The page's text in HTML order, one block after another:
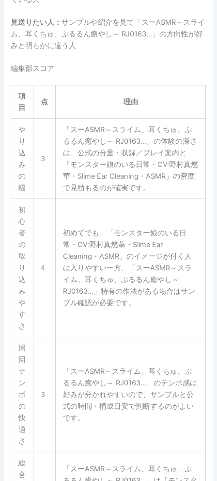
見送りたい人：サンプルや紹介を見て「スーASMR～スライ
ム、耳くちゅ、ぷるるん癒やし～ RJ0163…」の方向性が好
みと明らかに違う人
編集部スコア
項
目
点 理由
や
り
込
み
の
幅
3
「スーASMR～スライム、耳くちゅ、ぷ
るるん癒やし～ RJ0163…」の体験の深さ
は、公式の分量・収録／プレイ案内と
「モンスター娘のいる日常・CV:野村真悠
華・Slime Ear Cleaning・ASMR」の密度
で見積もるのが確実です。
初
心
者
の
取
り
込
み
や
す
さ
4
初めてでも、「モンスター娘のいる日
常・CV:野村真悠華・Slime Ear
Cleaning・ASMR」のイメージが付く人
は入りやすい一方、「スーASMR～スラ
イム、耳くちゅ、ぷるるん癒やし～
RJ0163…」特有の作法がある場合はサン
プル確認が必要です。
周
回
テ
ン
ポ
の
快
適
さ
3
「スーASMR～スライム、耳くちゅ、ぷ
るるん癒やし～ RJ0163…」のテンポ感は
好みが分かれやすいので、サンプルと公
式の時間・構成目安で判断するのがよい
です。
総
合
「スーASMR～スライム、耳くちゅ、ぷ